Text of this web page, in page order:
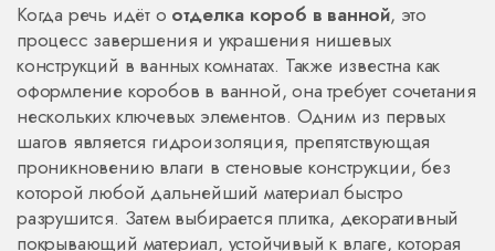
Когда речь идёт о отделка короб в ванной, это
процесс завершения и украшения нишевых
конструкций в ванных комнатах. Также известна как
оформление коробов в ванной, она требует сочетания
нескольких ключевых элементов. Одним из первых
шагов является гидроизоляция, препятствующая
проникновению влаги в стеновые конструкции, без
которой любой дальнейший материал быстро
разрушится. Затем выбирается плитка, декоративный
покрывающий материал, устойчивый к влаге, которая